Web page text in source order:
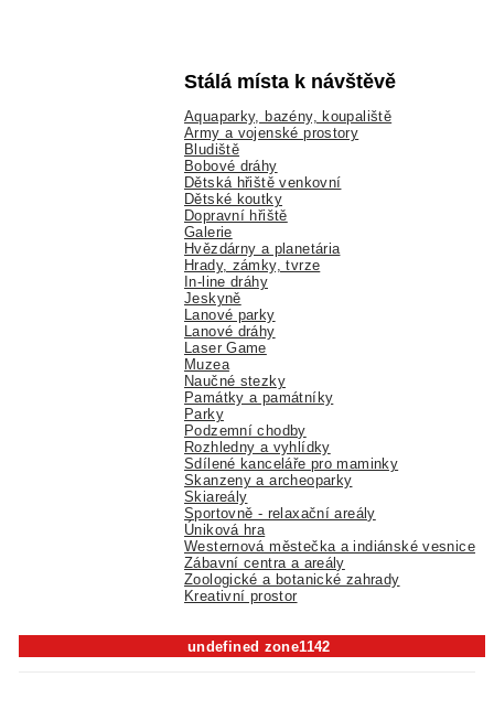
Stálá místa k návštěvě
Aquaparky, bazény, koupaliště
Army a vojenské prostory
Bludiště
Bobové dráhy
Dětská hřiště venkovní
Dětské koutky
Dopravní hřiště
Galerie
Hvězdárny a planetária
Hrady, zámky, tvrze
In-line dráhy
Jeskyně
Lanové parky
Lanové dráhy
Laser Game
Muzea
Naučné stezky
Památky a památníky
Parky
Podzemní chodby
Rozhledny a vyhlídky
Sdílené kanceláře pro maminky
Skanzeny a archeoparky
Skiareály
Sportovně - relaxační areály
Úniková hra
Westernová městečka a indiánské vesnice
Zábavní centra a areály
Zoologické a botanické zahrady
Kreativní prostor
undefined zone1142